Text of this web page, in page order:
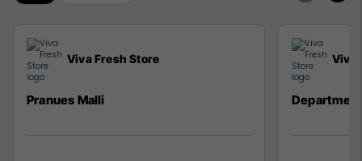
Viva Fresh Store
Pranues Malli
Viva